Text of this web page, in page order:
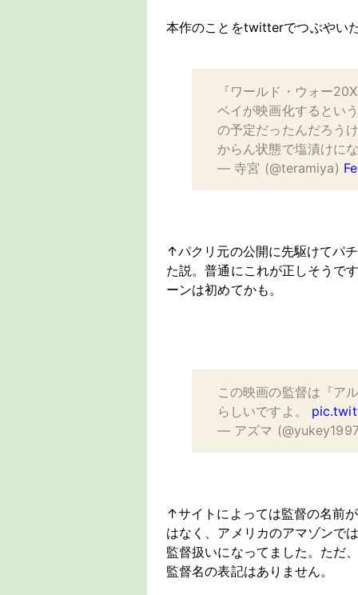
本作のことをtwitterでつぶやい
『ワールド・ウォー
ベイが映画化するとい
の予定だったんだろう
からん状態で塩漬けに
— 寺宮 (@teramiya)
↑パクリ元の公開に先駆けてパ
た説。普通にこれが正しそうで
ーンは初めてかも。
この映画の監督は『ア
らしいですよ。
— アズマ
↑サイトによっては監督の名前
はなく、アメリカのアマゾンで
監督扱いになってました。ただ
監督名の表記はありません。